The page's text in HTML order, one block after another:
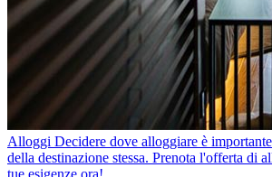
Alloggi Decidere dove alloggiare è
della destinazione stessa. Prenota l'offerta di
tue esigenze ora!